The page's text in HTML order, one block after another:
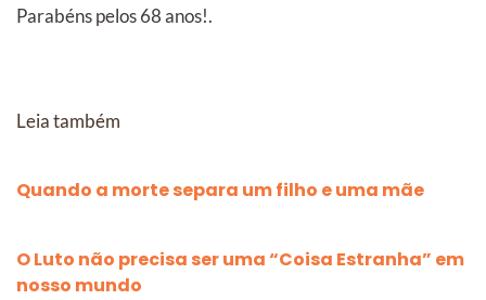
Parabéns pelos 68 anos!.
Leia também
Quando a morte separa um filho e uma mãe
O Luto não precisa ser uma “Coisa Estranha” em
nosso mundo